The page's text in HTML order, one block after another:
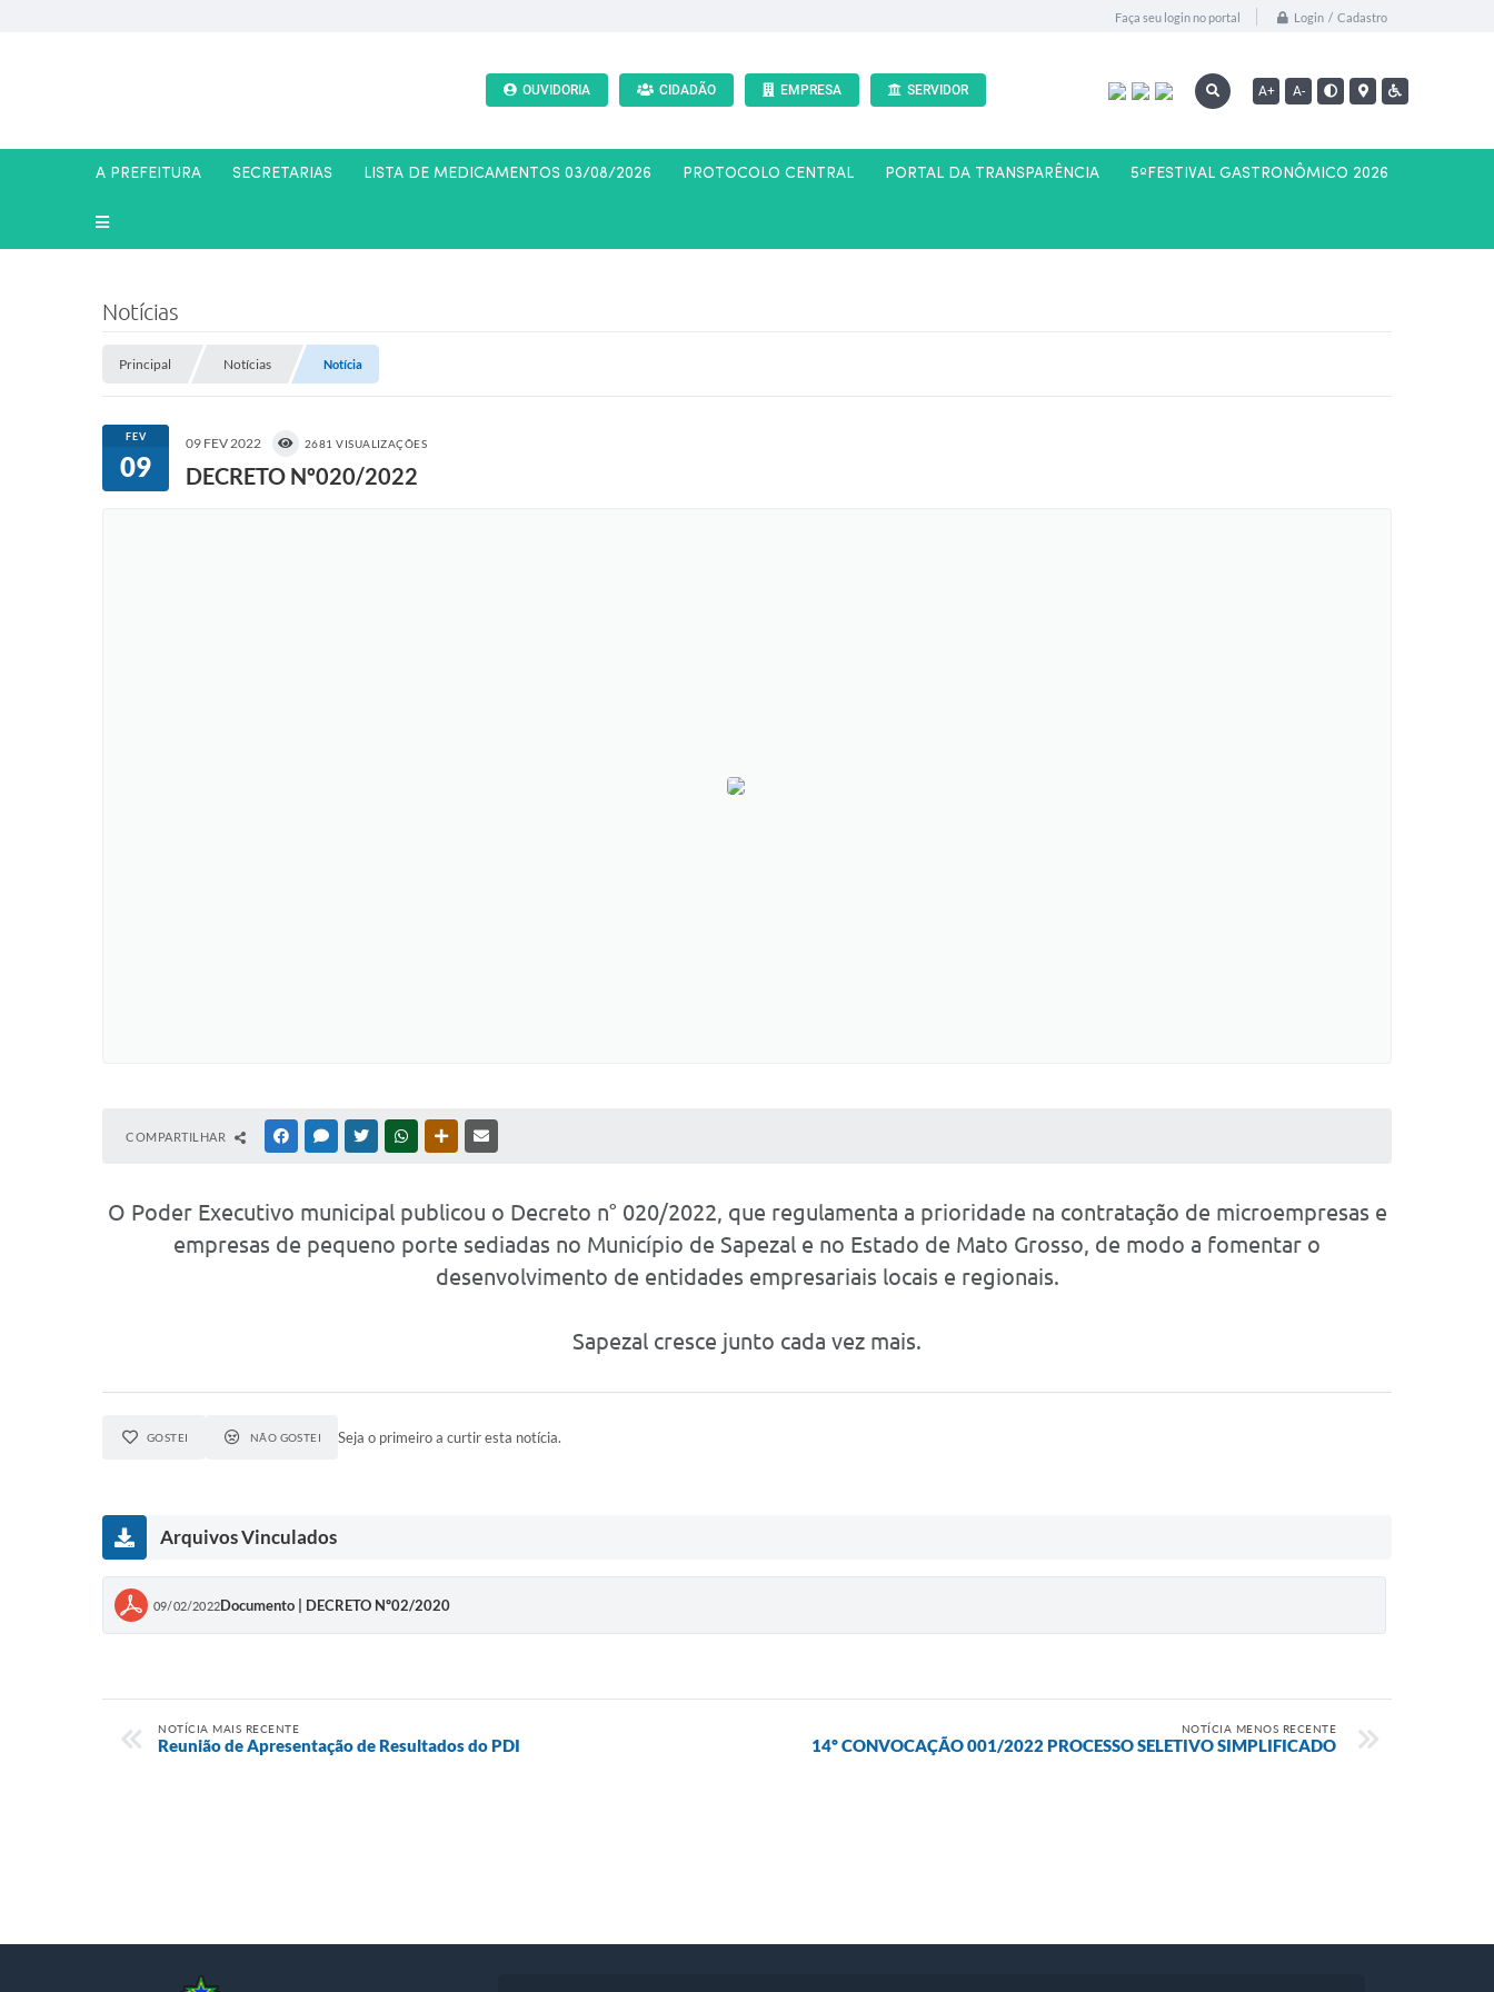
Faça seu login no portal Login / Cadastro
OUVIDORIA CIDADÃO EMPRESA SERVIDOR A+ A-
A PREFEITURA SECRETARIAS LISTA DE MEDICAMENTOS 03/08/2026 PROTOCOLO CENTRAL PORTAL DA TRANSPARÊNCIA 5ºFESTIVAL GASTRONÔMICO 2026
Notícias
Principal Notícias Notícia
FEV
09
09 FEV 2022 2681 VISUALIZAÇÕES
DECRETO Nº020/2022
COMPARTILHAR FACEBOOKMESSENGER
TWITTERWHATSAPPOUTRAS MÍDIAS
O Poder Executivo municipal publicou o Decreto n° 020/2022, que regulamenta a prioridade na contratação de microempresas e
empresas de pequeno porte sediadas no Município de Sapezal e no Estado de Mato Grosso, de modo a fomentar o
desenvolvimento de entidades empresariais locais e regionais.
Sapezal cresce junto cada vez mais.
GOSTEI NÃO GOSTEI Seja o primeiro a curtir esta notícia.
Arquivos Vinculados
09/02/2022Documento | DECRETO Nº02/2020
NOTÍCIA MAIS RECENTE
Reunião de Apresentação de Resultados do PDI
NOTÍCIA MENOS RECENTE
14º CONVOCAÇÃO 001/2022 PROCESSO SELETIVO SIMPLIFICADO